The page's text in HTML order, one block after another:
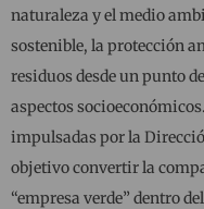
naturaleza y el medio
sostenible, la protección
residuos desde un punto
aspectos
impulsadas por la
objetivo convertir la
“empresa verde” dentro